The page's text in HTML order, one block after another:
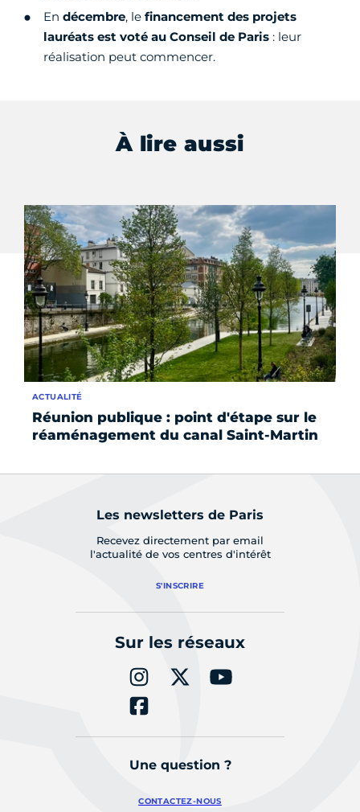
En décembre, le financement des projets
lauréats est voté au Conseil de Paris : leur
réalisation peut commencer.
À lire aussi
Réunion publique : point d'étape sur le
réaménagement du canal Saint-Martin
ACTUALITÉ
Les newsletters de Paris
Recevez directement par email
l'actualité de vos centres d'intérêt
S'INSCRIRE
Sur les réseaux
Une question ?
CONTACTEZ-NOUS